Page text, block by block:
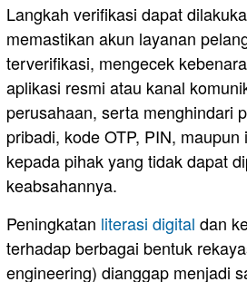
Langkah verifikasi dapat
memastikan akun layanan
terverifikasi, mengecek
aplikasi resmi atau kanal
perusahaan, serta menghindari
pribadi, kode OTP, PIN,
kepada pihak yang tidak dapat
keabsahannya.
Peningkatan literasi digital dan
terhadap berbagai bentuk
engineering) dianggap menjadi